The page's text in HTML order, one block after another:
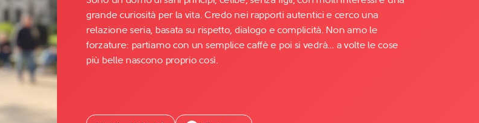
Facebook
YouTube
grande curiosità per la vita. Credo nei rapporti autentici e cerco una
relazione seria, basata su rispetto, dialogo e complicità. Non amo le
forzature: partiamo con un semplice caffè e poi si vedrà… a volte le cose
più belle nascono proprio così.